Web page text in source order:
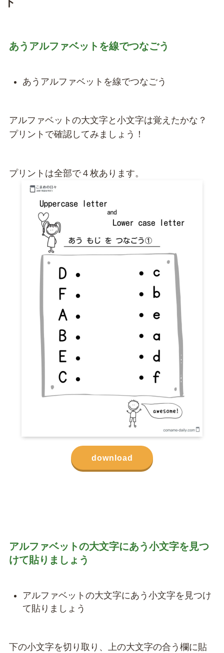
ト
あうアルファベットを線でつなごう
あうアルファベットを線でつなごう
アルファベットの大文字と小文字は覚えたかな？
プリントで確認してみましょう！
プリントは全部で４枚あります。
download
アルファベットの大文字にあう小文字を見つ
けて貼りましょう
アルファベットの大文字にあう小文字を見つけ
て貼りましょう
下の小文字を切り取り、上の大文字の合う欄に貼